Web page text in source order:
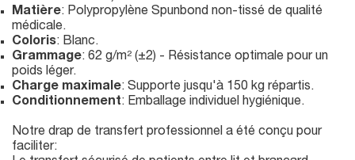
Matière: Polypropylène Spunbond non-tissé de qualité
médicale.
Coloris: Blanc.
Grammage: 62 g/m² (±2) - Résistance optimale pour un
poids léger.
Charge maximale: Supporte jusqu'à 150 kg répartis.
Conditionnement: Emballage individuel hygiénique.
Notre drap de transfert professionnel a été conçu pour
faciliter: